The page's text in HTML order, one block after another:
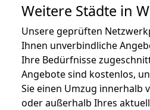
Weitere Städte in
Unsere geprüften
Ihnen unverbindliche
Ihre Bedürfnisse
Angebote sind kostenlos,
Sie einen Umzug innerhalb
oder außerhalb Ihres